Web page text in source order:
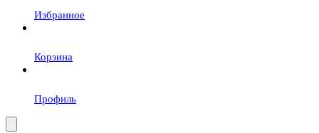
Избранное
Корзина
Профиль